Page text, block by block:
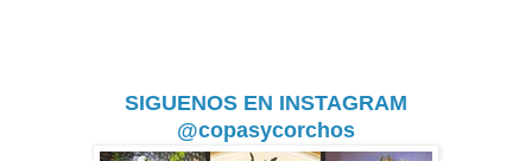
SIGUENOS EN INSTAGRAM
@copasycorchos